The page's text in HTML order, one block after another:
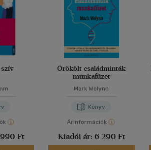
Ft
Örökölt családminták
munkafüzet
Mark Wolynn
Könyv
Árinformációk
Kiadói ár: 6 290 Ft